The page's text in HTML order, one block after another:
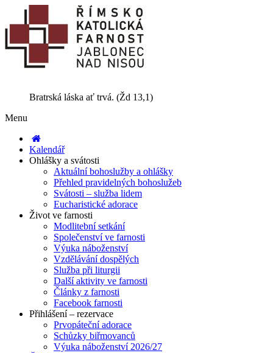
Bratrská láska ať trvá. (Žd 13,1)
Menu
Kalendář
Ohlášky a svátosti
Aktuální bohoslužby a ohlášky
Přehled pravidelných bohoslužeb
Svátosti – služba lidem
Eucharistické adorace
Život ve farnosti
Modlitební setkání
Společenství ve farnosti
Výuka náboženství
Vzdělávání dospělých
Služba při liturgii
Další aktivity ve farnosti
Články z farnosti
Facebook farnosti
Přihlášení – rezervace
Prvopáteční adorace
Schůzky biřmovanců
Výuka náboženství 2026/27